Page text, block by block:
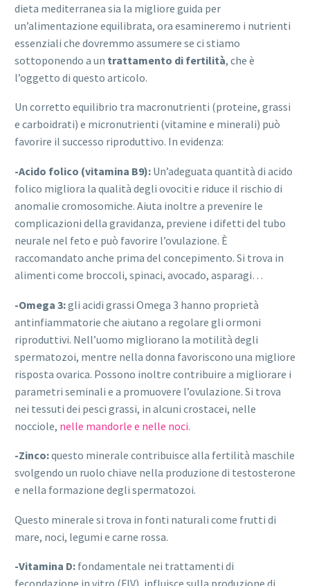
dieta mediterranea sia la migliore guida per
un’alimentazione equilibrata, ora esamineremo i nutrienti
essenziali che dovremmo assumere se ci stiamo
sottoponendo a un trattamento di fertilità, che è
l’oggetto di questo articolo.
Un corretto equilibrio tra macronutrienti (proteine, grassi
e carboidrati) e micronutrienti (vitamine e minerali) può
favorire il successo riproduttivo. In evidenza:
-Acido folico (vitamina B9): Un’adeguata quantità di acido
folico migliora la qualità degli ovociti e riduce il rischio di
anomalie cromosomiche. Aiuta inoltre a prevenire le
complicazioni della gravidanza, previene i difetti del tubo
neurale nel feto e può favorire l’ovulazione. È
raccomandato anche prima del concepimento. Si trova in
alimenti come broccoli, spinaci, avocado, asparagi…
-Omega 3:gli acidi grassi Omega 3 hanno proprietà
antinfiammatorie che aiutano a regolare gli ormoni
riproduttivi. Nell’uomo migliorano la motilità degli
spermatozoi, mentre nella donna favoriscono una migliore
risposta ovarica. Possono inoltre contribuire a migliorare i
parametri seminali e a promuovere l’ovulazione. Si trova
nei tessuti dei pesci grassi, in alcuni crostacei, nelle
nocciole, nelle mandorle e nelle noci.
-Zinco:questo minerale contribuisce alla fertilità maschile
svolgendo un ruolo chiave nella produzione di testosterone
e nella formazione degli spermatozoi.
Questo minerale si trova in fonti naturali come frutti di
mare, noci, legumi e carne rossa.
-Vitamina D: fondamentale nei trattamenti di